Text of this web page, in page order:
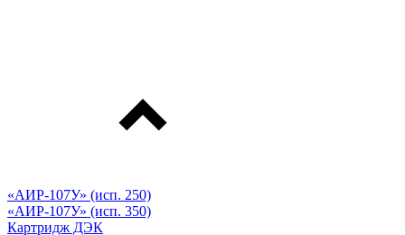
«АИР-107У» (исп. 250)
«АИР-107У» (исп. 350)
Картридж ДЭК